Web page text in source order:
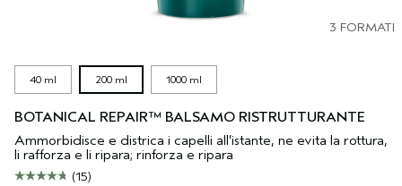
3 FORMATI
40 ml 200 ml 1000 ml
BOTANICAL REPAIR™ BALSAMO RISTRUTTURANTE
Ammorbidisce e districa i capelli all’istante, ne evita la rottura,
li rafforza e li ripara; rinforza e ripara
(15)